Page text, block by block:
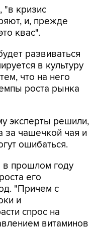
"в кризис
и, прежде
квас".
развиваться
в культуру
что на него
роста рынка
эксперты решили,
за чашечкой чая и
ошибаться.
в прошлом году
его
"Причем с
и
спрос на
витаминов